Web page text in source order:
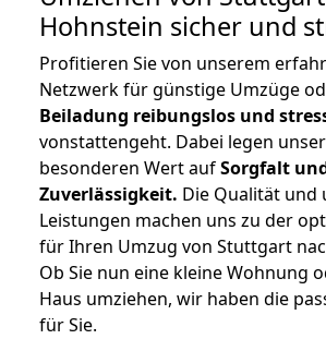
Hohnstein sicher und
Profitieren Sie von unserem
Netzwerk für günstige Umzüge
Beiladung reibungslos und
vonstattengeht. Dabei legen
besonderen Wert aufSorgfalt
Zuverlässigkeit. Die Qualität und
Leistungen machen uns zu der
für Ihren Umzug von Stuttgart
Ob Sie nun eine kleine Wohnung
Haus umziehen, wir haben die
für Sie.